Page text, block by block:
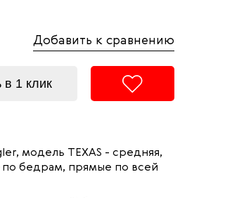
Добавить к сравнению
в 1 клик
модель TEXAS - средняя,
бедрам, прямые по всей